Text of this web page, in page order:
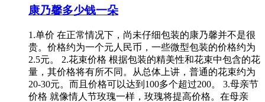
康乃馨多少钱一朵
1.单价 在正常情况下，尚未仔细包装的康乃馨并不是很
贵。价格约为一个元人民币，一些微型包装的价格约为
2.5元。 2.花束价格 根据包装的精美性和花束中包含的花
量，其价格将有所不同。从总体上讲，普通的花束约为
20-30元。而且价格可以达到100多个超过200。 3.母亲节
价格 就像情人节玫瑰一样，玫瑰将提高价格。在母亲